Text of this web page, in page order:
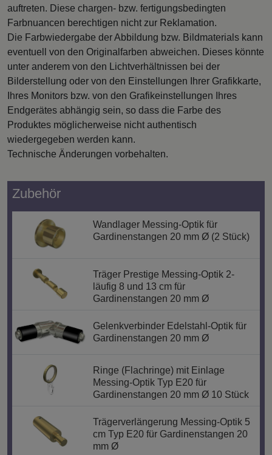
auftreten. Diese chargen- bzw. fertigungsbedingten
Farbnuancen berechtigen nicht zur Reklamation.
Die Farbwiedergabe der Abbildung bzw. Bildmaterials kann
eventuell von den Originalfarben abweichen. Dieses könnte
unter anderem von den Lichtverhältnissen bei der
Bilderstellung oder von den Einstellungen Ihrer Grafikkarte,
Ihres Monitors bzw. von den Grafikeinstellungen Ihres
Endgerätes abhängig sein, so dass die Farbe des
Produktes möglicherweise nicht authentisch
wiedergegeben werden kann.
Technische Änderungen vorbehalten.
Zubehör
Wandlager Messing-Optik für
Gardinenstangen 20 mm Ø (2 Stück)
Träger Prestige Messing-Optik 2-
läufig 8 und 13 cm für
Gardinenstangen 20 mm Ø
Gelenkverbinder Edelstahl-Optik für
Gardinenstangen 20 mm Ø
Ringe (Flachringe) mit Einlage
Messing-Optik Typ E20 für
Gardinenstangen 20 mm Ø 10 Stück
Trägerverlängerung Messing-Optik 5
cm Typ E20 für Gardinenstangen 20
mm Ø